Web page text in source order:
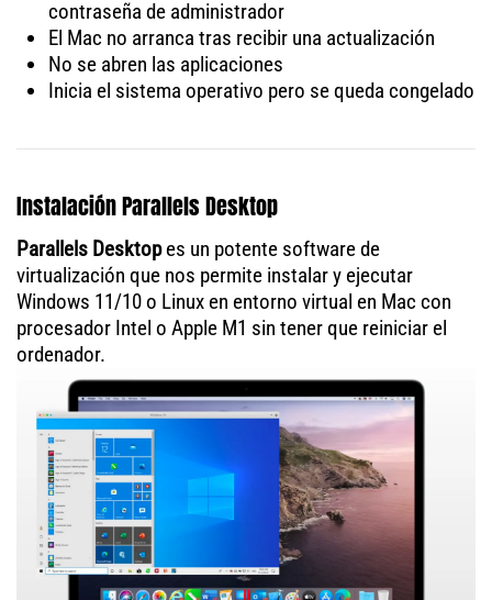
contraseña de administrador
El Mac no arranca tras recibir una actualización
No se abren las aplicaciones
Inicia el sistema operativo pero se queda congelado
Instalación Parallels Desktop
Parallels Desktopes un potente software de
virtualización que nos permite instalar y ejecutar
Windows 11/10 o Linux en entorno virtual en Mac con
procesador Intel o Apple M1 sin tener que reiniciar el
ordenador.